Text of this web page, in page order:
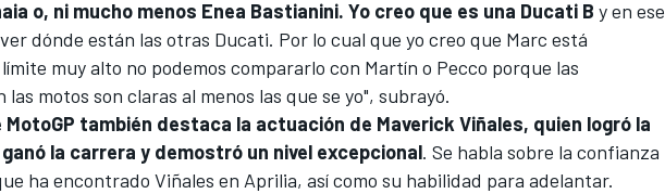
o, ni mucho menos Enea Bastianini. Yo creo que es una Ducati B y en ese
dónde están las otras Ducati. Por lo cual que yo creo que Marc está
muy alto no podemos compararlo con Martín o Pecco porque las
motos son claras al menos las que se yo", subrayó.
también destaca la actuación de Maverick Viñales, quien logró la
la carrera y demostró un nivel excepcional. Se habla sobre la confianza
ha encontrado Viñales en Aprilia, así como su habilidad para adelantar.